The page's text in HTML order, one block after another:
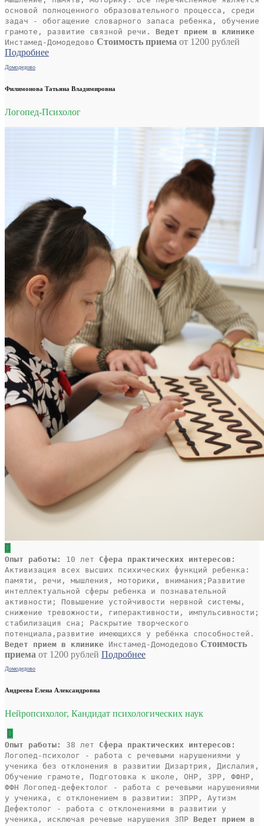
основой полноценного образовательного процесса, среди
задач - обогащение словарного запаса ребенка, обучение
грамоте, развитие связной речи. Ведет прием в клинике
Инстамед-Домодедово Стоимость приема от 1200 рублей
Подробнее
Домодедово
Филимонова Татьяна Владимировна
Логопед-Психолог
Опыт работы: 10 лет Сфера практических интересов:
Активизация всех высших психических функций ребенка:
памяти, речи, мышления, моторики, внимания;Развитие
интеллектуальной сферы ребенка и познавательной
активности; Повышение устойчивости нервной системы,
снижение тревожности, гиперактивности, импульсивности;
стабилизация сна; Раскрытие творческого
потенциала,развитие имеющихся у ребёнка способностей.
Ведет прием в клинике Инстамед-Домодедово Стоимость
приема от 1200 рублей Подробнее
Домодедово
Андреева Елена Александровна
Нейропсихолог, Кандидат психологических наук
Опыт работы: 38 лет Сфера практических интересов:
Логопед-психолог - работа с речевыми нарушениями у
ученика без отклонения в развитии Дизартрия, Дислалия,
Обучение грамоте, Подготовка к школе, ОНР, ЗРР, ФФНР,
ФФН Логопед-дефектолог - работа с речевыми нарушениями
у ученика, с отклонением в развитии: ЗПРР, Аутизм
Дефектолог - работа с отклонениями в развитии у
ученика, исключая речевые нарушения ЗПР Ведет прием в